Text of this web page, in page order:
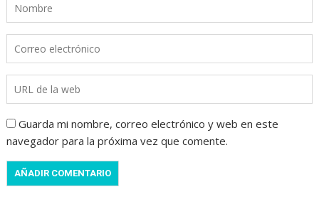
Guarda mi nombre, correo electrónico y web en este
navegador para la próxima vez que comente.